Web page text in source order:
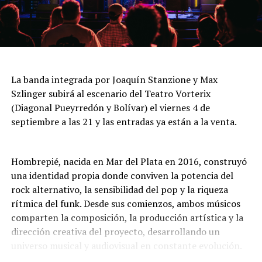
Una propuesta que combina precisión, emoción y una
cuidada puesta escénica, capaz de sorprender tanto a
quienes siguen el tango desde siempre como a quienes
$20.000. Jubilados, residentes y estudiantes: $15.000.
Jueves 6 a las 21: “Dejando huella para que lo nuestro
nunca muera”
aniversario con una noche de folklore que combina
música, danza y tradición. La propuesta incluye una
fiesta de pañuelos en la que se comparten recuerdos,
abrazos y el sentimiento por las danzas nativas. Entrada
Viernes 7 a las 20: “Con alma española y algo más”
Espectáculo de canción, copla española, flamenco y
más, en el que la cantante Mariela Deanes interpreta
baladas, canciones y coplas del repertorio de grandes
artistas de España, incursiona en el tango argentino y
La banda integrada por Joaquín Stanzione y Max
Szlinger subirá al escenario del Teatro Vorterix
(Diagonal Pueyrredón y Bolívar) el viernes 4 de
septiembre a las 21 y las entradas ya están a la venta.
Hombrepié, nacida en Mar del Plata en 2016, construyó
una identidad propia donde conviven la potencia del
rock alternativo, la sensibilidad del pop y la riqueza
rítmica del funk. Desde sus comienzos, ambos músicos
comparten la composición, la producción artística y la
dirección creativa del proyecto, desarrollando un
universo musical y audiovisual en constante evolución.